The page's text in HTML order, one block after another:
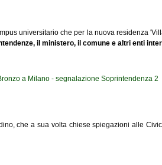
universitario che per la nuova residenza
il ministero, il comune e altri enti
che a sua volta chiese spiegazioni alle